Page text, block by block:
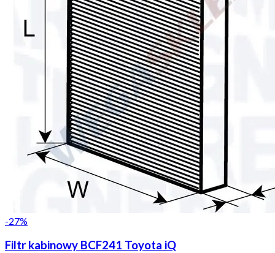
-27%
Filtr kabinowy BCF241 Toyota iQ